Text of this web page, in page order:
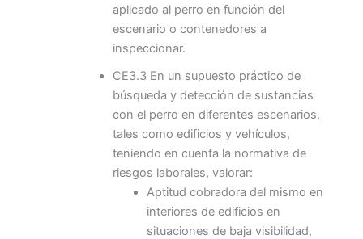
aplicado al perro en función del
escenario o contenedores a
inspeccionar.
CE3.3 En un supuesto práctico de
búsqueda y detección de sustancias
con el perro en diferentes escenarios,
tales como edificios y vehículos,
teniendo en cuenta la normativa de
riesgos laborales, valorar:
Aptitud cobradora del mismo en
interiores de edificios en
situaciones de baja visibilidad,